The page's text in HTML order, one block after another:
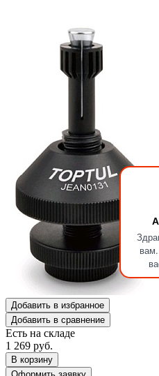
Добавить в избранное
Добавить в сравнение
Есть на складе
1 269 руб.
В корзину